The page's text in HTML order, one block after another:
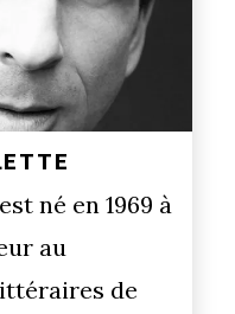
né en 1969 à
au
de